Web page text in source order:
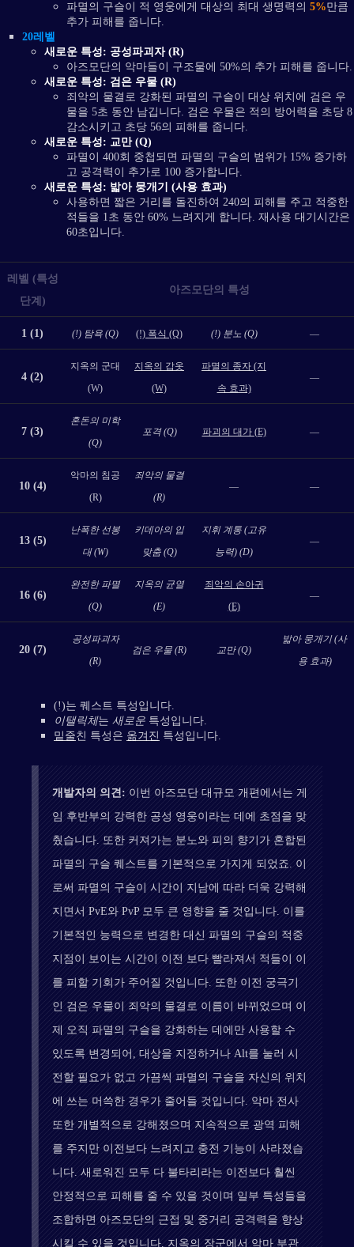
파멸의 구슬이 적 영웅에게 대상의 최대 생명력의 5%만큼
추가 피해를 줍니다.
20레벨
새로운 특성: 공성파괴자 (R)
아즈모단의 악마들이 구조물에 50%의 추가 피해를 줍니다.
새로운 특성: 검은 우물 (R)
죄악의 물결로 강화된 파멸의 구슬이 대상 위치에 검은 우
물을 5초 동안 남깁니다. 검은 우물은 적의 방어력을 초당 8
감소시키고 초당 56의 피해를 줍니다.
새로운 특성: 교만 (Q)
파멸이 400회 중첩되면 파멸의 구슬의 범위가 15% 증가하
고 공격력이 추가로 100 증가합니다.
새로운 특성: 밟아 뭉개기 (사용 효과)
사용하면 짧은 거리를 돌진하여 240의 피해를 주고 적중한
적들을 1초 동안 60% 느려지게 합니다. 재사용 대기시간은
60초입니다.
레벨 (특성
단계)
아즈모단의 특성
1 (1) (!) 탐욕 (Q) (!) 폭식 (Q) (!) 분노 (Q) —
4 (2)
지옥의 군대
(W)
지옥의 갑옷
(W)
파멸의 종자 (지
속 효과)
—
7 (3)
혼돈의 미학
(Q)
포격 (Q) 파괴의 대가 (E) —
10 (4)
악마의 침공
(R)
죄악의 물결
(R)
— —
13 (5)
난폭한 선봉
대 (W)
키데아의 입
맞춤 (Q)
지휘 계통 (고유
능력) (D)
—
16 (6)
완전한 파멸
(Q)
지옥의 균열
(E)
죄악의 손아귀
(E)
—
20 (7)
공성파괴자
(R)
검은 우물 (R) 교만 (Q)
밟아 뭉개기 (사
용 효과)
(!)는 퀘스트 특성입니다.
이탤릭체는 새로운 특성입니다.
밑줄친 특성은 옮겨진 특성입니다.
개발자의 의견: 이번 아즈모단 대규모 개편에서는 게
임 후반부의 강력한 공성 영웅이라는 데에 초점을 맞
췄습니다. 또한 커져가는 분노와 피의 향기가 혼합된
파멸의 구슬 퀘스트를 기본적으로 가지게 되었죠. 이
로써 파멸의 구슬이 시간이 지남에 따라 더욱 강력해
지면서 PvE와 PvP 모두 큰 영향을 줄 것입니다. 이를
기본적인 능력으로 변경한 대신 파멸의 구슬의 적중
지점이 보이는 시간이 이전 보다 빨라져서 적들이 이
를 피할 기회가 주어질 것입니다. 또한 이전 궁극기
인 검은 우물이 죄악의 물결로 이름이 바뀌었으며 이
제 오직 파멸의 구슬을 강화하는 데에만 사용할 수
있도록 변경되어, 대상을 지정하거나 Alt를 눌러 시
전할 필요가 없고 가끔씩 파멸의 구슬을 자신의 위치
에 쓰는 머쓱한 경우가 줄어들 것입니다. 악마 전사
또한 개별적으로 강해졌으며 지속적으로 광역 피해
를 주지만 이전보다 느려지고 충전 기능이 사라졌습
니다. 새로워진 모두 다 불타리라는 이전보다 훨씬
안정적으로 피해를 줄 수 있을 것이며 일부 특성들을
조합하면 아즈모단의 근접 및 중거리 공격력을 향상
시킬 수 있을 것입니다. 지옥의 장군에서 악마 부관